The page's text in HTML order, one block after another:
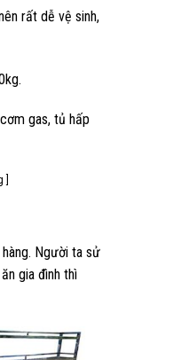
rất dễ vệ sinh,
gas, tủ hấp
Người ta sử
gia đình thì